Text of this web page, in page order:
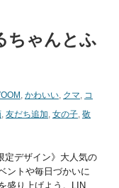
ちゃんとふ
, かわいい, クマ, コ
, 友だち追加, 女の子, 敬
定デザイン》大人気の
ントや毎日づかいに
盛り上げよう。LIN